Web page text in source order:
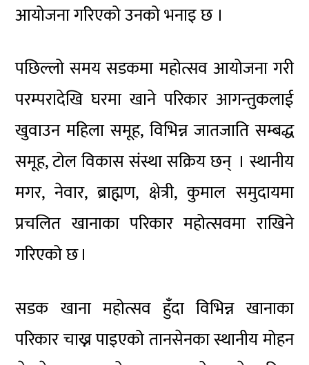
आयोजना गरिएको उनको भनाइ छ ।
पछिल्लो समय सडकमा महोत्सव आयोजना गरी
परम्परादेखि घरमा खाने परिकार आगन्तुकलाई
खुवाउन महिला समूह, विभिन्न जातजाति सम्बद्ध
समूह, टोल विकास संस्था सक्रिय छन् । स्थानीय
मगर, नेवार, ब्राह्मण, क्षेत्री, कुमाल समुदायमा
प्रचलित खानाका परिकार महोत्सवमा राखिने
गरिएको छ ।
सडक खाना महोत्सव हुँदा विभिन्न खानाका
परिकार चाख्न पाइएको तानसेनका स्थानीय मोहन